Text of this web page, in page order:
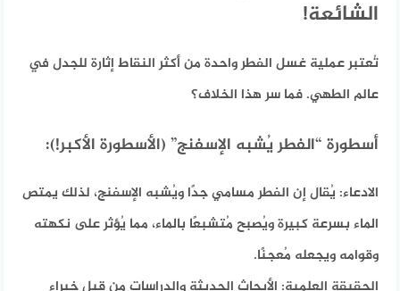
الشائعة!
تُعتبر عملية غسل الفطر واحدة من أكثر النقاط إثارة للجدل في
عالم الطهي. فما سر هذا الخلاف؟
أسطورة “الفطر يُشبه الإسفنج” (الأسطورة الأكبر!):
الادعاء: يُقال إن الفطر مسامي جدًا ويُشبه الإسفنج، لذلك يمتص
الماء بسرعة كبيرة ويُصبح مُتشبعًا بالماء، مما يُؤثر على نكهته
وقوامه ويجعله مُعجنًا.